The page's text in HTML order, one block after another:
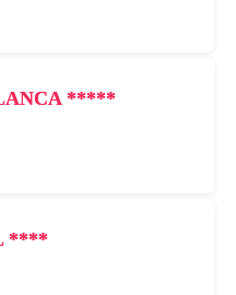
*****
****